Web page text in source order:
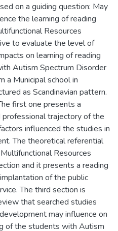
on a guiding question: May
the learning of reading
Resources
to evaluate the level of
on learning of reading
Autism Spectrum Disorder
a Municipal school in
as Scandinavian pattern.
first one presents a
trajectory of the
influenced the studies in
The theoretical referential
Resources
and it presents a reading
of the public
The third section is
that searched studies
may influence on
of the students with Autism